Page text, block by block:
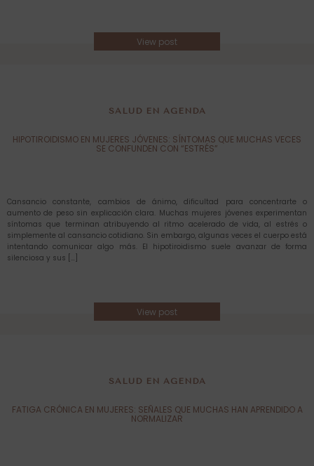
View post
SALUD EN AGENDA
HIPOTIROIDISMO EN MUJERES JÓVENES: SÍNTOMAS QUE MUCHAS VECES
SE CONFUNDEN CON “ESTRÉS”
Cansancio constante, cambios de ánimo, dificultad para concentrarte o
aumento de peso sin explicación clara. Muchas mujeres jóvenes experimentan
síntomas que terminan atribuyendo al ritmo acelerado de vida, al estrés o
simplemente al cansancio cotidiano. Sin embargo, algunas veces el cuerpo está
intentando comunicar algo más. El hipotiroidismo suele avanzar de forma
silenciosa y sus […]
View post
SALUD EN AGENDA
FATIGA CRÓNICA EN MUJERES: SEÑALES QUE MUCHAS HAN APRENDIDO A
NORMALIZAR